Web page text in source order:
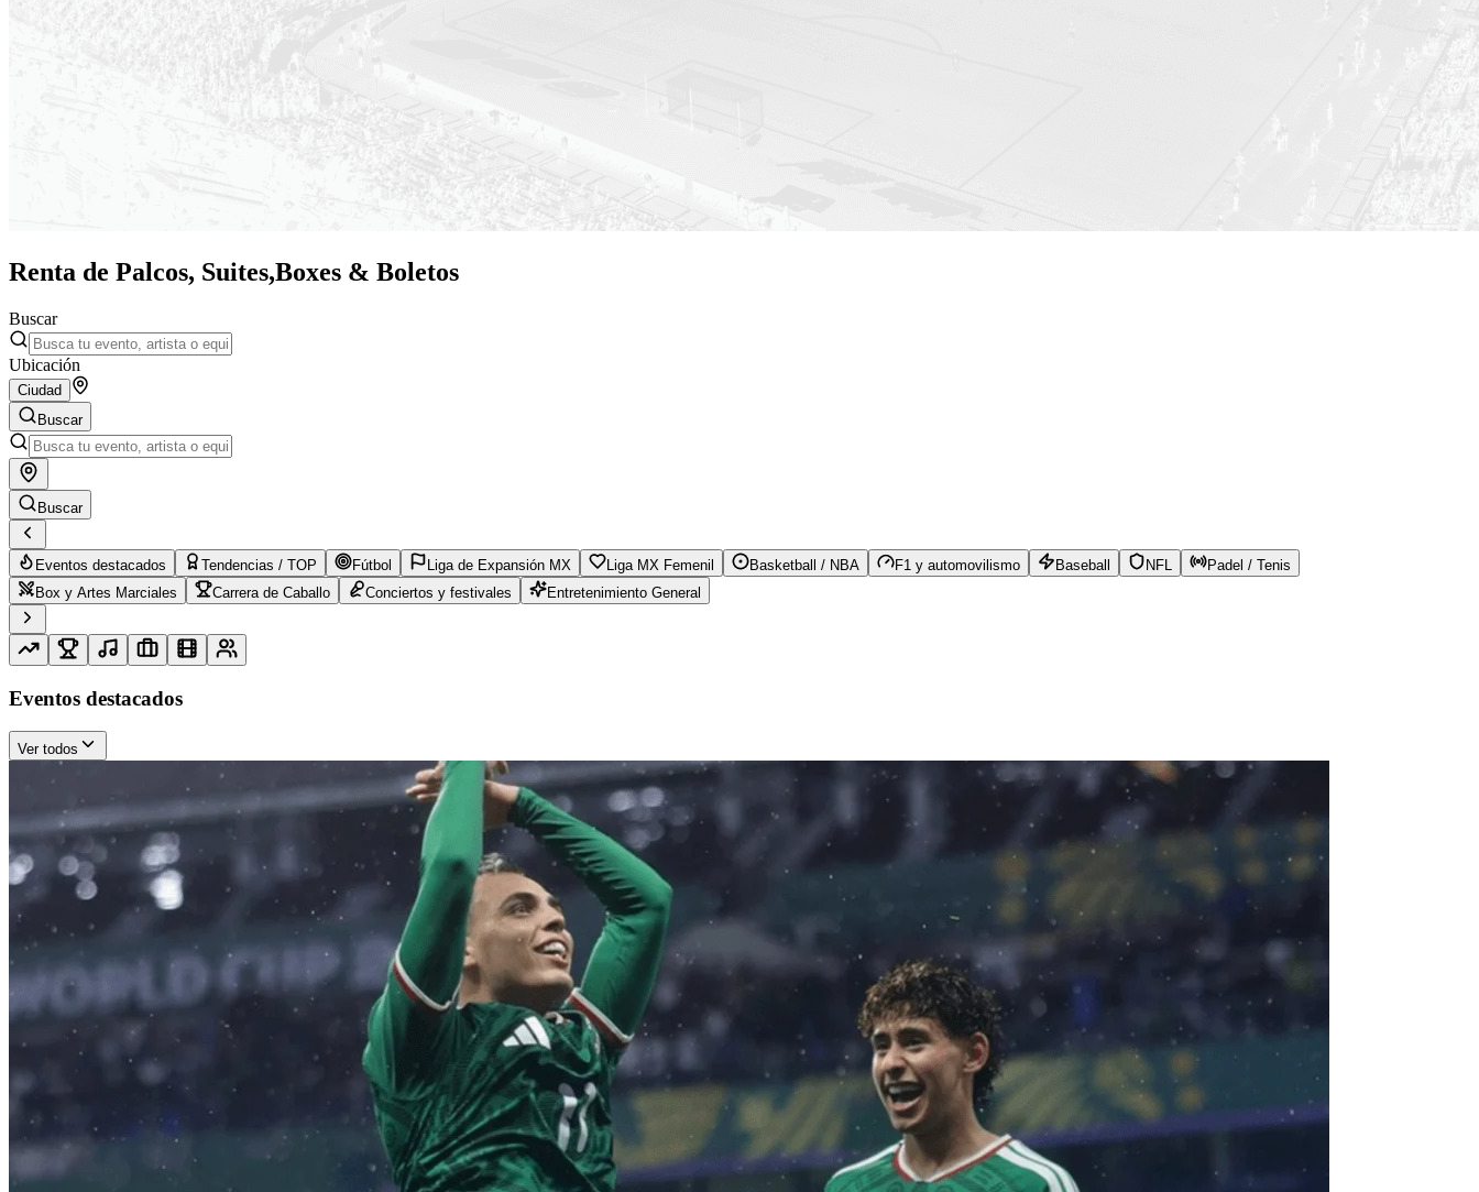
Renta de Palcos, Suites,Boxes & Boletos
Buscar
Ubicación
Ciudad
Buscar
Buscar
Eventos destacados Tendencias / TOP Fútbol Liga de Expansión MX Liga MX Femenil Basketball / NBA F1 y automovilismo Baseball NFL
Padel / Tenis
Box y Artes Marciales
Carrera de Caballo Conciertos y festivales Entretenimiento General
Eventos destacados
Ver todos